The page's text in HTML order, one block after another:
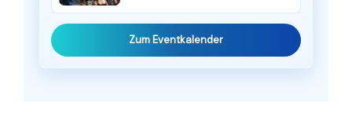
Zum Eventkalender